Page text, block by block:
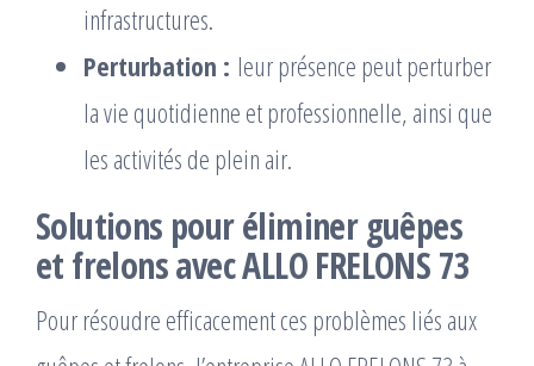
infrastructures.
Perturbation : leur présence peut perturber
la vie quotidienne et professionnelle, ainsi que
les activités de plein air.
Solutions pour éliminer guêpes
et frelons avec ALLO FRELONS 73
Pour résoudre efficacement ces problèmes liés aux